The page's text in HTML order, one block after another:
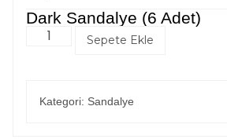
Dark Sandalye (6 Adet)
Sepete Ekle
Kategori: Sandalye